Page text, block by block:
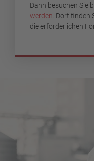
Dann besuchen Sie
werden . Dort
die erforderlichen